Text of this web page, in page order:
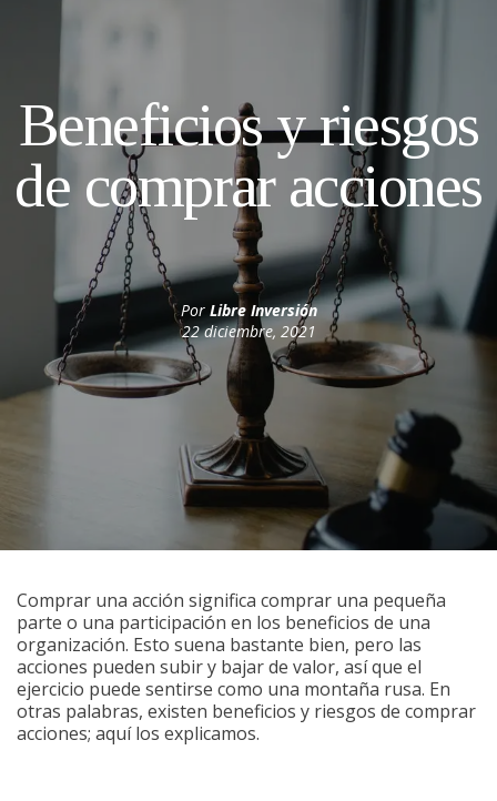
Beneficios y riesgos
de comprar acciones
Por Libre Inversión
22 diciembre, 2021
Comprar una acción significa comprar una pequeña
parte o una participación en los beneficios de una
organización. Esto suena bastante bien, pero las
acciones pueden subir y bajar de valor, así que el
ejercicio puede sentirse como una montaña rusa. En
otras palabras, existen beneficios y riesgos de comprar
acciones; aquí los explicamos.